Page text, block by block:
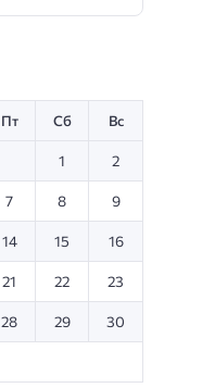
Пт Сб Вс
1 2
7 8 9
14 15 16
21 22 23
28 29 30